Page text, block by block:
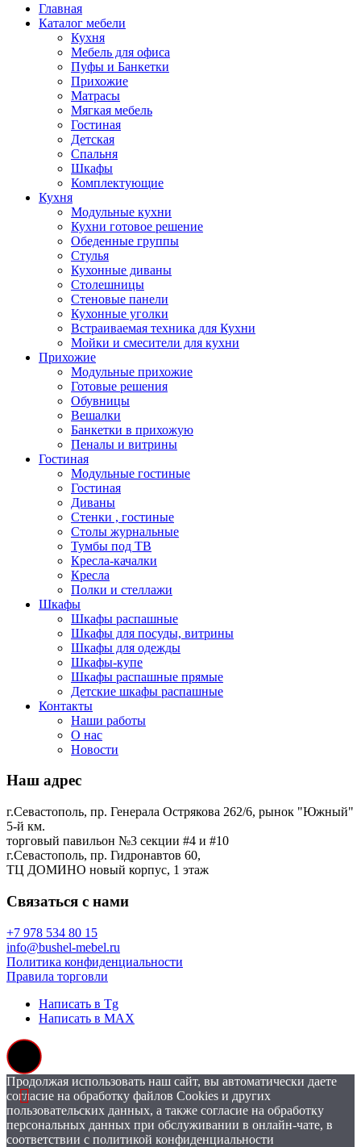
Главная
Каталог мебели
Кухня
Мебель для офиса
Пуфы и Банкетки
Прихожие
Матрасы
Мягкая мебель
Гостиная
Детская
Спальня
Шкафы
Комплектующие
Кухня
Модульные кухни
Кухни готовое решение
Обеденные группы
Стулья
Кухонные диваны
Столешницы
Стеновые панели
Кухонные уголки
Встраиваемая техника для Кухни
Мойки и смесители для кухни
Прихожие
Модульные прихожие
Готовые решения
Обувницы
Вешалки
Банкетки в прихожую
Пеналы и витрины
Гостиная
Модульные гостиные
Гостиная
Диваны
Стенки , гостиные
Столы журнальные
Тумбы под ТВ
Кресла-качалки
Кресла
Полки и стеллажи
Шкафы
Шкафы распашные
Шкафы для посуды, витрины
Шкафы для одежды
Шкафы-купе
Шкафы распашные прямые
Детские шкафы распашные
Контакты
Наши работы
О нас
Новости
Наш адрес
г.Севастополь, пр. Генерала Острякова 262/6, рынок "Южный"
5-й км.
торговый павильон №3 секции #4 и #10
г.Севастополь, пр. Гидронавтов 60,
ТЦ ДОМИНО новый корпус, 1 этаж
Связаться с нами
+7 978 534 80 15
info@bushel-mebel.ru
Политика конфиденциальности
Правила торговли
Написать в Tg
Написать в MAX
Продолжая использовать наш сайт, вы автоматически даете
согласие на обработку файлов Cookies и других
пользовательских данных, а также согласие на обработку
персональных данных при обслуживании в онлайн-чате, в
соответствии с политикой конфиденциальности